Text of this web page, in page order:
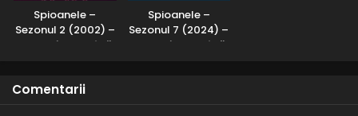
Spioanele –
Sezonul 2 (2002) –
Dublat în Română
Spioanele –
Sezonul 7 (2024) –
Dublat în Română
Comentarii